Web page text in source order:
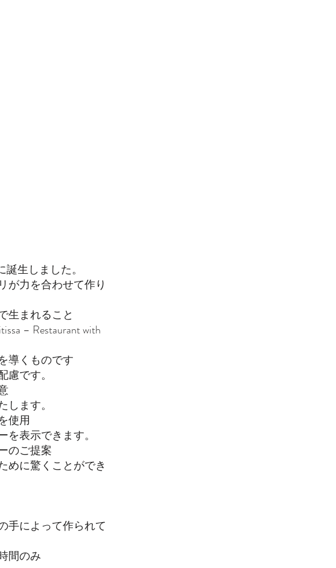
生しました。
が力を合わせて作り
生まれること
– Restaurant with
導くものです
です。
ます。
使用
表示できます。
のご提案
めに驚くことができ
手によって作られて
間のみ